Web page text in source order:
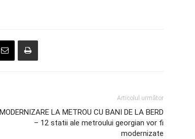
Articolul următor
MODERNIZARE LA METROU CU BANI DE LA BERD
– 12 statii ale metroului georgian vor fi
modernizate